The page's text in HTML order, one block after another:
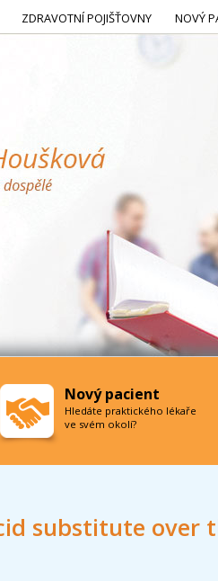
substitute over
ZDRAVOTNÍ POJIŠŤOVNY NOVÝ
Nový pacient
Hledáte praktického lékaře
ve svém okolí?